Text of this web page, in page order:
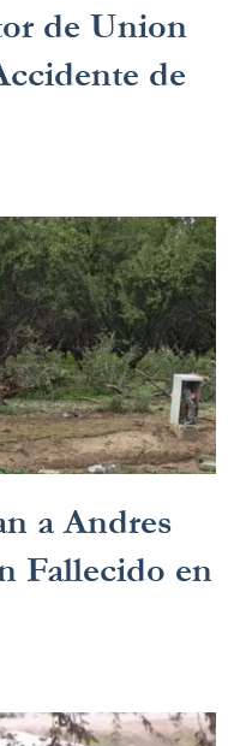
de Union
de
a Andres
Fallecido en